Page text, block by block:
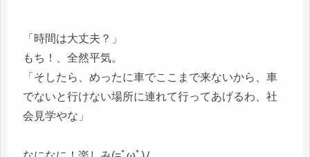
「時間は大丈夫？」
もち！、全然平気。
「そしたら、めったに車でここまで来ないから、車
でないと行けない場所に連れて行ってあげるわ、社
会見学やな」